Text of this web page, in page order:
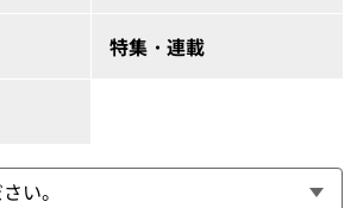
特集・連載